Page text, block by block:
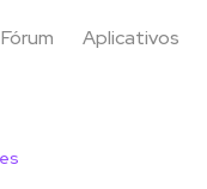
Fórum Aplicativos